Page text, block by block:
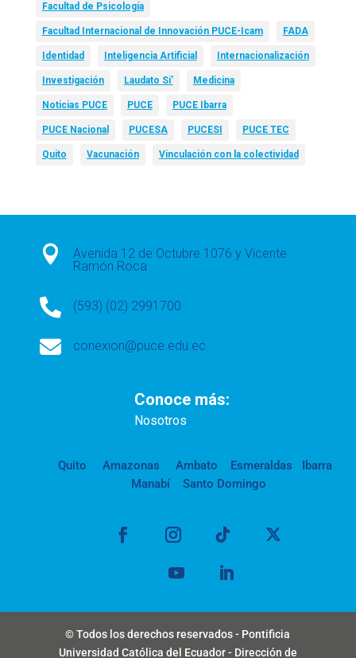
Facultad de Psicología
Facultad Internacional de Innovación PUCE-Icam FADA
Identidad Inteligencia Artificial Internacionalización
Investigación Laudato Si’ Medicina
Noticias PUCE PUCE PUCE Ibarra
PUCE Nacional PUCESA PUCESI PUCE TEC
Quito Vacunación Vinculación con la colectividad

Avenida 12 de Octubre 1076 y Vicente
Ramón Roca
 (593) (02) 2991700
 conexion@puce.edu.ec
Conoce más:
Nosotros
Quito Amazonas Ambato Esmeraldas
Ibarra
Manabí
Santo Domingo
© Todos los derechos reservados - Pontificia
Universidad Católica del Ecuador - Dirección de